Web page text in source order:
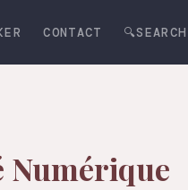
CONTACT 🔍SEARCH
Numérique